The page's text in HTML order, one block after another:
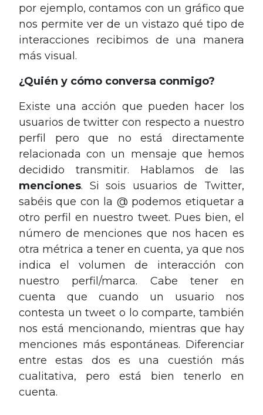
por ejemplo, contamos con un gráfico que
nos permite ver de un vistazo qué tipo de
interacciones recibimos de una manera
más visual.
¿Quién y cómo conversa conmigo?
Existe una acción que pueden hacer los
usuarios de twitter con respecto a nuestro
perfil pero que no está directamente
relacionada con un mensaje que hemos
decidido transmitir. Hablamos de las
menciones. Si sois usuarios de Twitter,
sabéis que con la @ podemos etiquetar a
otro perfil en nuestro tweet. Pues bien, el
número de menciones que nos hacen es
otra métrica a tener en cuenta, ya que nos
indica el volumen de interacción con
nuestro perfil/marca. Cabe tener en
cuenta que cuando un usuario nos
contesta un tweet o lo comparte, también
nos está mencionando, mientras que hay
menciones más espontáneas. Diferenciar
entre estas dos es una cuestión más
cualitativa, pero está bien tenerlo en
cuenta.